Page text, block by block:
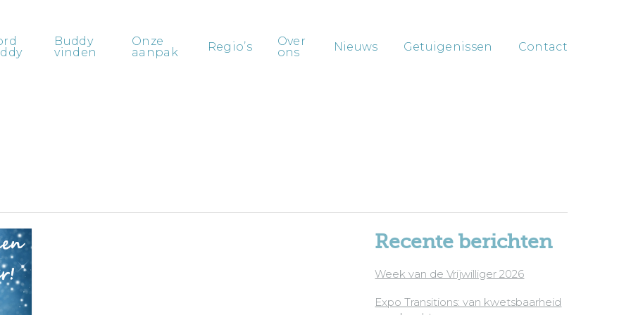
Buddy
vinden
Onze
aanpak
Regio’s
Over
ons
Nieuws Getuigenissen Contact
Recente berichten
Week van de Vrijwilliger 2026
Expo Transitions: van kwetsbaarheid